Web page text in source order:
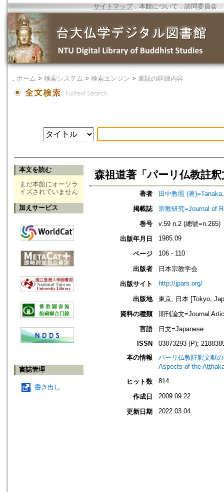
サイトマップ．本館について ． 諮問委員会 ．
． ホーム > 検索システム > 検索エンジン > 書誌の詳細内容
本文を読む
まだ本館にオーソラ
イズされていません
加えサービス
書誌管理
書き出し
森祖道著「パーリ仏教註
著者
田中教照 (著
掲載誌
宗教研究=Journal of
巻号
v.59 n.2 (總號=n.265)
出版年月日
1985.09
ページ 106 - 110
出版者
日本宗教学会
出版サイト
http://jpars.org/
出版地
東京, 日本 [Tokyo,
資料の種類
期刊論文=Journal
言語
日文=Japanese
ISSN
03873293 (P);
本の情報
パーリ仏教註釈文献
Aspects of the
ヒット数
814
作成日 2009.09.22
更新日期 2022.03.04